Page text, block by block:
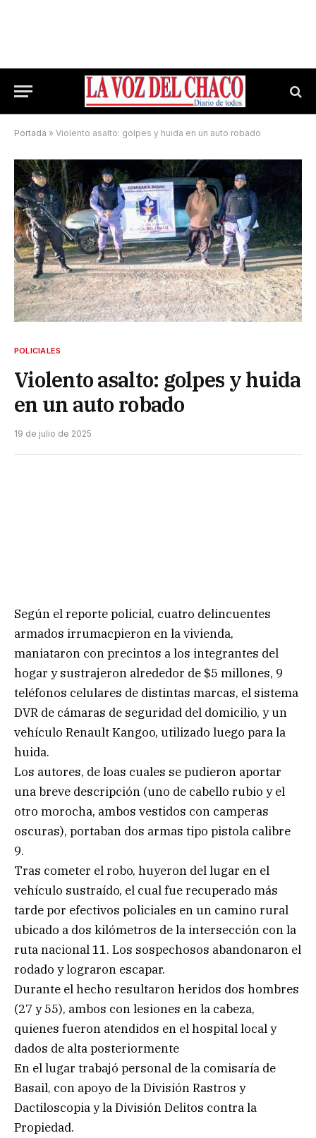
Portada » Violento asalto: golpes y huida en un auto robado
POLICIALES
Violento asalto: golpes y huida
en un auto robado
19 de julio de 2025
Según el reporte policial, cuatro delincuentes
armados irrumacpieron en la vivienda,
maniataron con precintos a los integrantes del
hogar y sustrajeron alrededor de $5 millones, 9
teléfonos celulares de distintas marcas, el sistema
DVR de cámaras de seguridad del domicilio, y un
vehículo Renault Kangoo, utilizado luego para la
huida.
Los autores, de loas cuales se pudieron aportar
una breve descripción (uno de cabello rubio y el
otro morocha, ambos vestidos con camperas
oscuras), portaban dos armas tipo pistola calibre
9.
Tras cometer el robo, huyeron del lugar en el
vehículo sustraído, el cual fue recuperado más
tarde por efectivos policiales en un camino rural
ubicado a dos kilómetros de la intersección con la
ruta nacional 11. Los sospechosos abandonaron el
rodado y lograron escapar.
Durante el hecho resultaron heridos dos hombres
(27 y 55), ambos con lesiones en la cabeza,
quienes fueron atendidos en el hospital local y
dados de alta posteriormente
En el lugar trabajó personal de la comisaría de
Basail, con apoyo de la División Rastros y
Dactiloscopia y la División Delitos contra la
Propiedad.